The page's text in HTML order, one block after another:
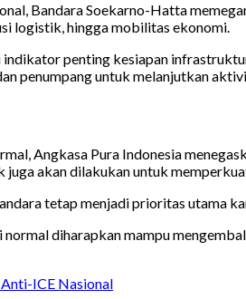
Bandara Soekarno-Hatta
logistik, hingga mobilitas ekonomi.
penting kesiapan
penumpang untuk melanjutkan
Angkasa Pura Indonesia
juga akan dilakukan untuk
tetap menjadi prioritas utama
diharapkan mampu
ICE Nasional